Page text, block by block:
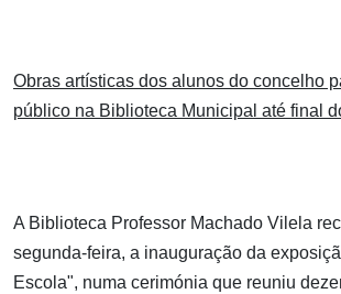
Obras artísticas dos alunos do concelho
público na Biblioteca Municipal até final
A Biblioteca Professor Machado Vilela
segunda-feira, a inauguração da
Escola", numa cerimónia que reuniu